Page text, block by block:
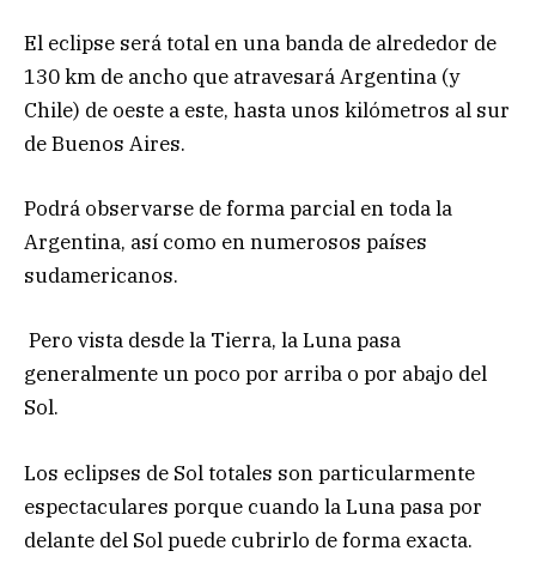
El eclipse será total en una banda de alrededor de
130 km de ancho que atravesará Argentina (y
Chile) de oeste a este, hasta unos kilómetros al sur
de Buenos Aires.
Podrá observarse de forma parcial en toda la
Argentina, así como en numerosos países
sudamericanos.
Pero vista desde la Tierra, la Luna pasa
generalmente un poco por arriba o por abajo del
Sol.
Los eclipses de Sol totales son particularmente
espectaculares porque cuando la Luna pasa por
delante del Sol puede cubrirlo de forma exacta.